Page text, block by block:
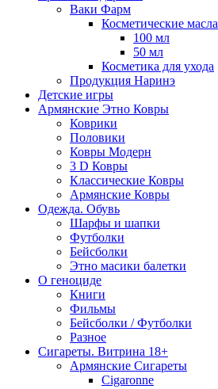
Ваки Фарм
Косметические масла
100 мл
50 мл
Косметика для ухода
Продукция Наринэ
Детские игры
Армянские Этно Ковры
Коврики
Половики
Ковры Модерн
3 D Ковры
Классические Ковры
Армянские Ковры
Одежда. Обувь
Шарфы и шапки
Футболки
Бейсболки
Этно масики балетки
О геноциде
Книги
Фильмы
Бейсболки / Футболки
Разное
Сигареты. Витрина 18+
Армянские Сигареты
Cigaronne